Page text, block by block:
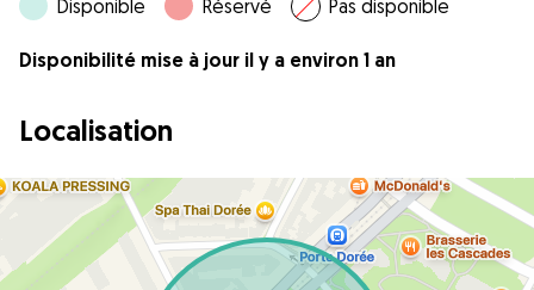
Disponible Réservé Pas disponible
Disponibilité mise à jour il y a environ 1 an
Localisation